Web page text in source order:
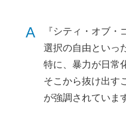
A
『シティ・オブ・
選択の自由といっ
特に、暴力が日常
そこから抜け出す
が強調されていま